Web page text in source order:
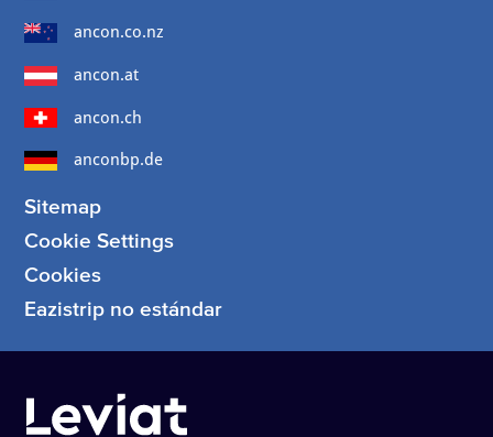
ancon.co.nz
ancon.at
ancon.ch
anconbp.de
Sitemap
Cookie Settings
Cookies
Eazistrip no estándar